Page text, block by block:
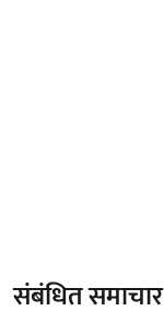
संबंधित समाचार